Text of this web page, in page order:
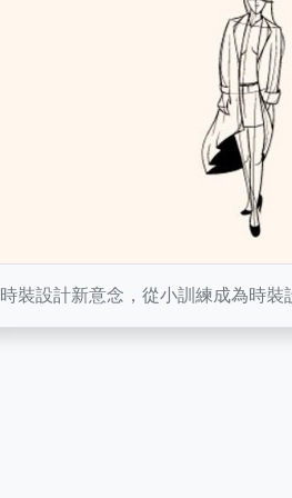
時裝設計新意念，從小訓練成為時裝